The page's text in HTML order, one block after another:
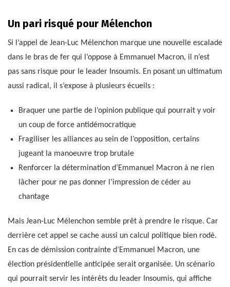
Un pari risqué pour Mélenchon
Si l’appel de Jean-Luc Mélenchon marque une nouvelle escalade
dans le bras de fer qui l’oppose à Emmanuel Macron, il n’est
pas sans risque pour le leader Insoumis. En posant un ultimatum
aussi radical, il s’expose à plusieurs écueils :
Braquer une partie de l’opinion publique qui pourrait y voir
un coup de force antidémocratique
Fragiliser les alliances au sein de l’opposition, certains
jugeant la manoeuvre trop brutale
Renforcer la détermination d’Emmanuel Macron à ne rien
lâcher pour ne pas donner l’impression de céder au
chantage
Mais Jean-Luc Mélenchon semble prêt à prendre le risque. Car
derrière cet appel se cache aussi un calcul politique bien rodé.
En cas de démission contrainte d’Emmanuel Macron, une
élection présidentielle anticipée serait organisée. Un scénario
qui pourrait servir les intérêts du leader Insoumis, qui affiche